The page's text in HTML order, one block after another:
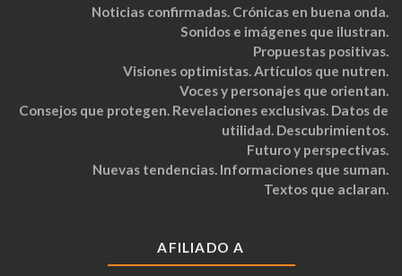
Noticias confirmadas. Crónicas en buena onda.
Sonidos e imágenes que ilustran.
Propuestas positivas.
Visiones optimistas. Artículos que nutren.
Voces y personajes que orientan.
Consejos que protegen. Revelaciones exclusivas. Datos de
utilidad. Descubrimientos.
Futuro y perspectivas.
Nuevas tendencias. Informaciones que suman.
Textos que aclaran.
AFILIADO A